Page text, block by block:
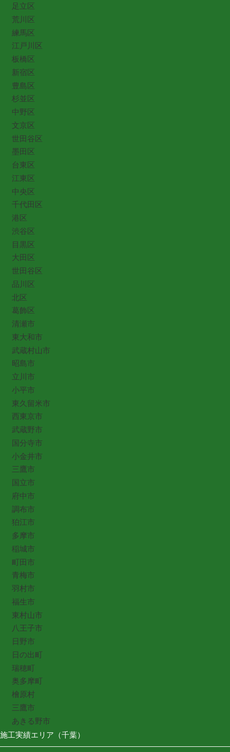
足立区
荒川区
練馬区
江戸川区
板橋区
新宿区
豊島区
杉並区
中野区
文京区
世田谷区
墨田区
台東区
江東区
中央区
千代田区
港区
渋谷区
目黒区
大田区
世田谷区
品川区
北区
葛飾区
清瀬市
東大和市
武蔵村山市
昭島市
立川市
小平市
東久留米市
西東京市
武蔵野市
国分寺市
小金井市
三鷹市
国立市
府中市
調布市
狛江市
多摩市
稲城市
町田市
青梅市
羽村市
福生市
東村山市
八王子市
日野市
日の出町
瑞穂町
奥多摩町
檜原村
三鷹市
あきる野市
施工実績エリア（千葉）